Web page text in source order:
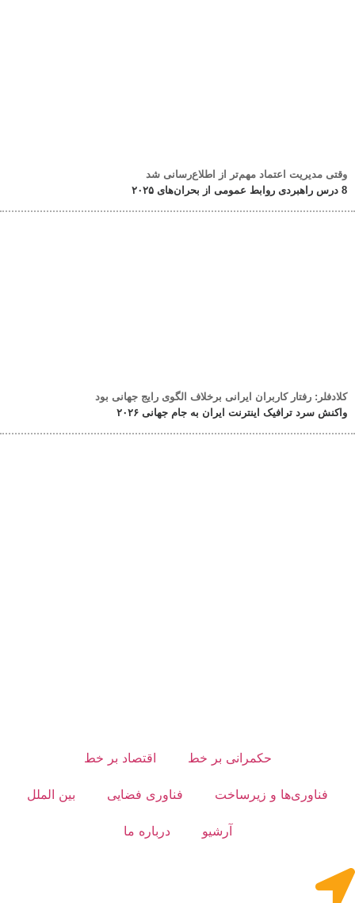
وقتی مدیریت اعتماد مهم‌تر از اطلاع‌رسانی شد
8 درس راهبردی روابط عمومی از بحران‌های ۲۰۲۵
کلادفلر: رفتار کاربران ایرانی برخلاف الگوی رایج جهانی بود
واکنش سرد ترافیک اینترنت ایران به جام جهانی ۲۰۲۶
حکمرانی بر خط اقتصاد بر خط
فناوری‌ها و زیرساخت فناوری فضایی بین الملل
آرشیو درباره ما